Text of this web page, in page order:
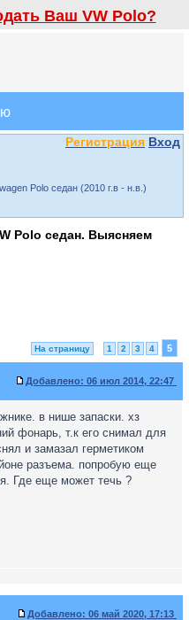
Ваш VW Polo?
Регистрация Вход
Polo седан (2010 г.в - н.в.)
Polo седан. Выясняем
На страницу 1 2 3 4 5
Добавлено: 06 июл 2014, 22:47
в нише запаски. хз
фонарь, т.к его снимал для
и замазал герметиком
разъема. попробую еще
Где еще может течь ?
Добавлено: 06 май 2020, 17:13